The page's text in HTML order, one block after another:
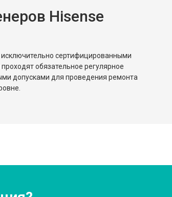
Hisense
сертифицированными
обязательное регулярное
допусками для проведения ремонта